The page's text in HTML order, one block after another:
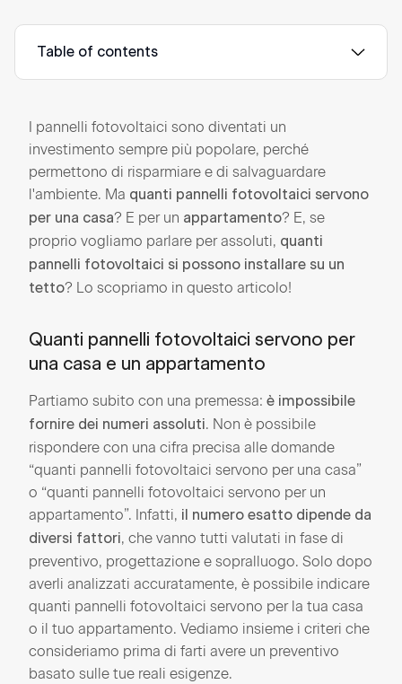
Table of contents
I pannelli fotovoltaici sono diventati un
investimento sempre più popolare, perché
permettono di risparmiare e di salvaguardare
l'ambiente. Ma quanti pannelli fotovoltaici servono
per una casa? E per un appartamento? E, se
proprio vogliamo parlare per assoluti, quanti
pannelli fotovoltaici si possono installare su un
tetto? Lo scopriamo in questo articolo!
Quanti pannelli fotovoltaici servono per
una casa e un appartamento
Partiamo subito con una premessa: è impossibile
fornire dei numeri assoluti. Non è possibile
rispondere con una cifra precisa alle domande
“quanti pannelli fotovoltaici servono per una casa”
o “quanti pannelli fotovoltaici servono per un
appartamento”. Infatti, il numero esatto dipende da
diversi fattori, che vanno tutti valutati in fase di
preventivo, progettazione e sopralluogo. Solo dopo
averli analizzati accuratamente, è possibile indicare
quanti pannelli fotovoltaici servono per la tua casa
o il tuo appartamento. Vediamo insieme i criteri che
consideriamo prima di farti avere un preventivo
basato sulle tue reali esigenze.